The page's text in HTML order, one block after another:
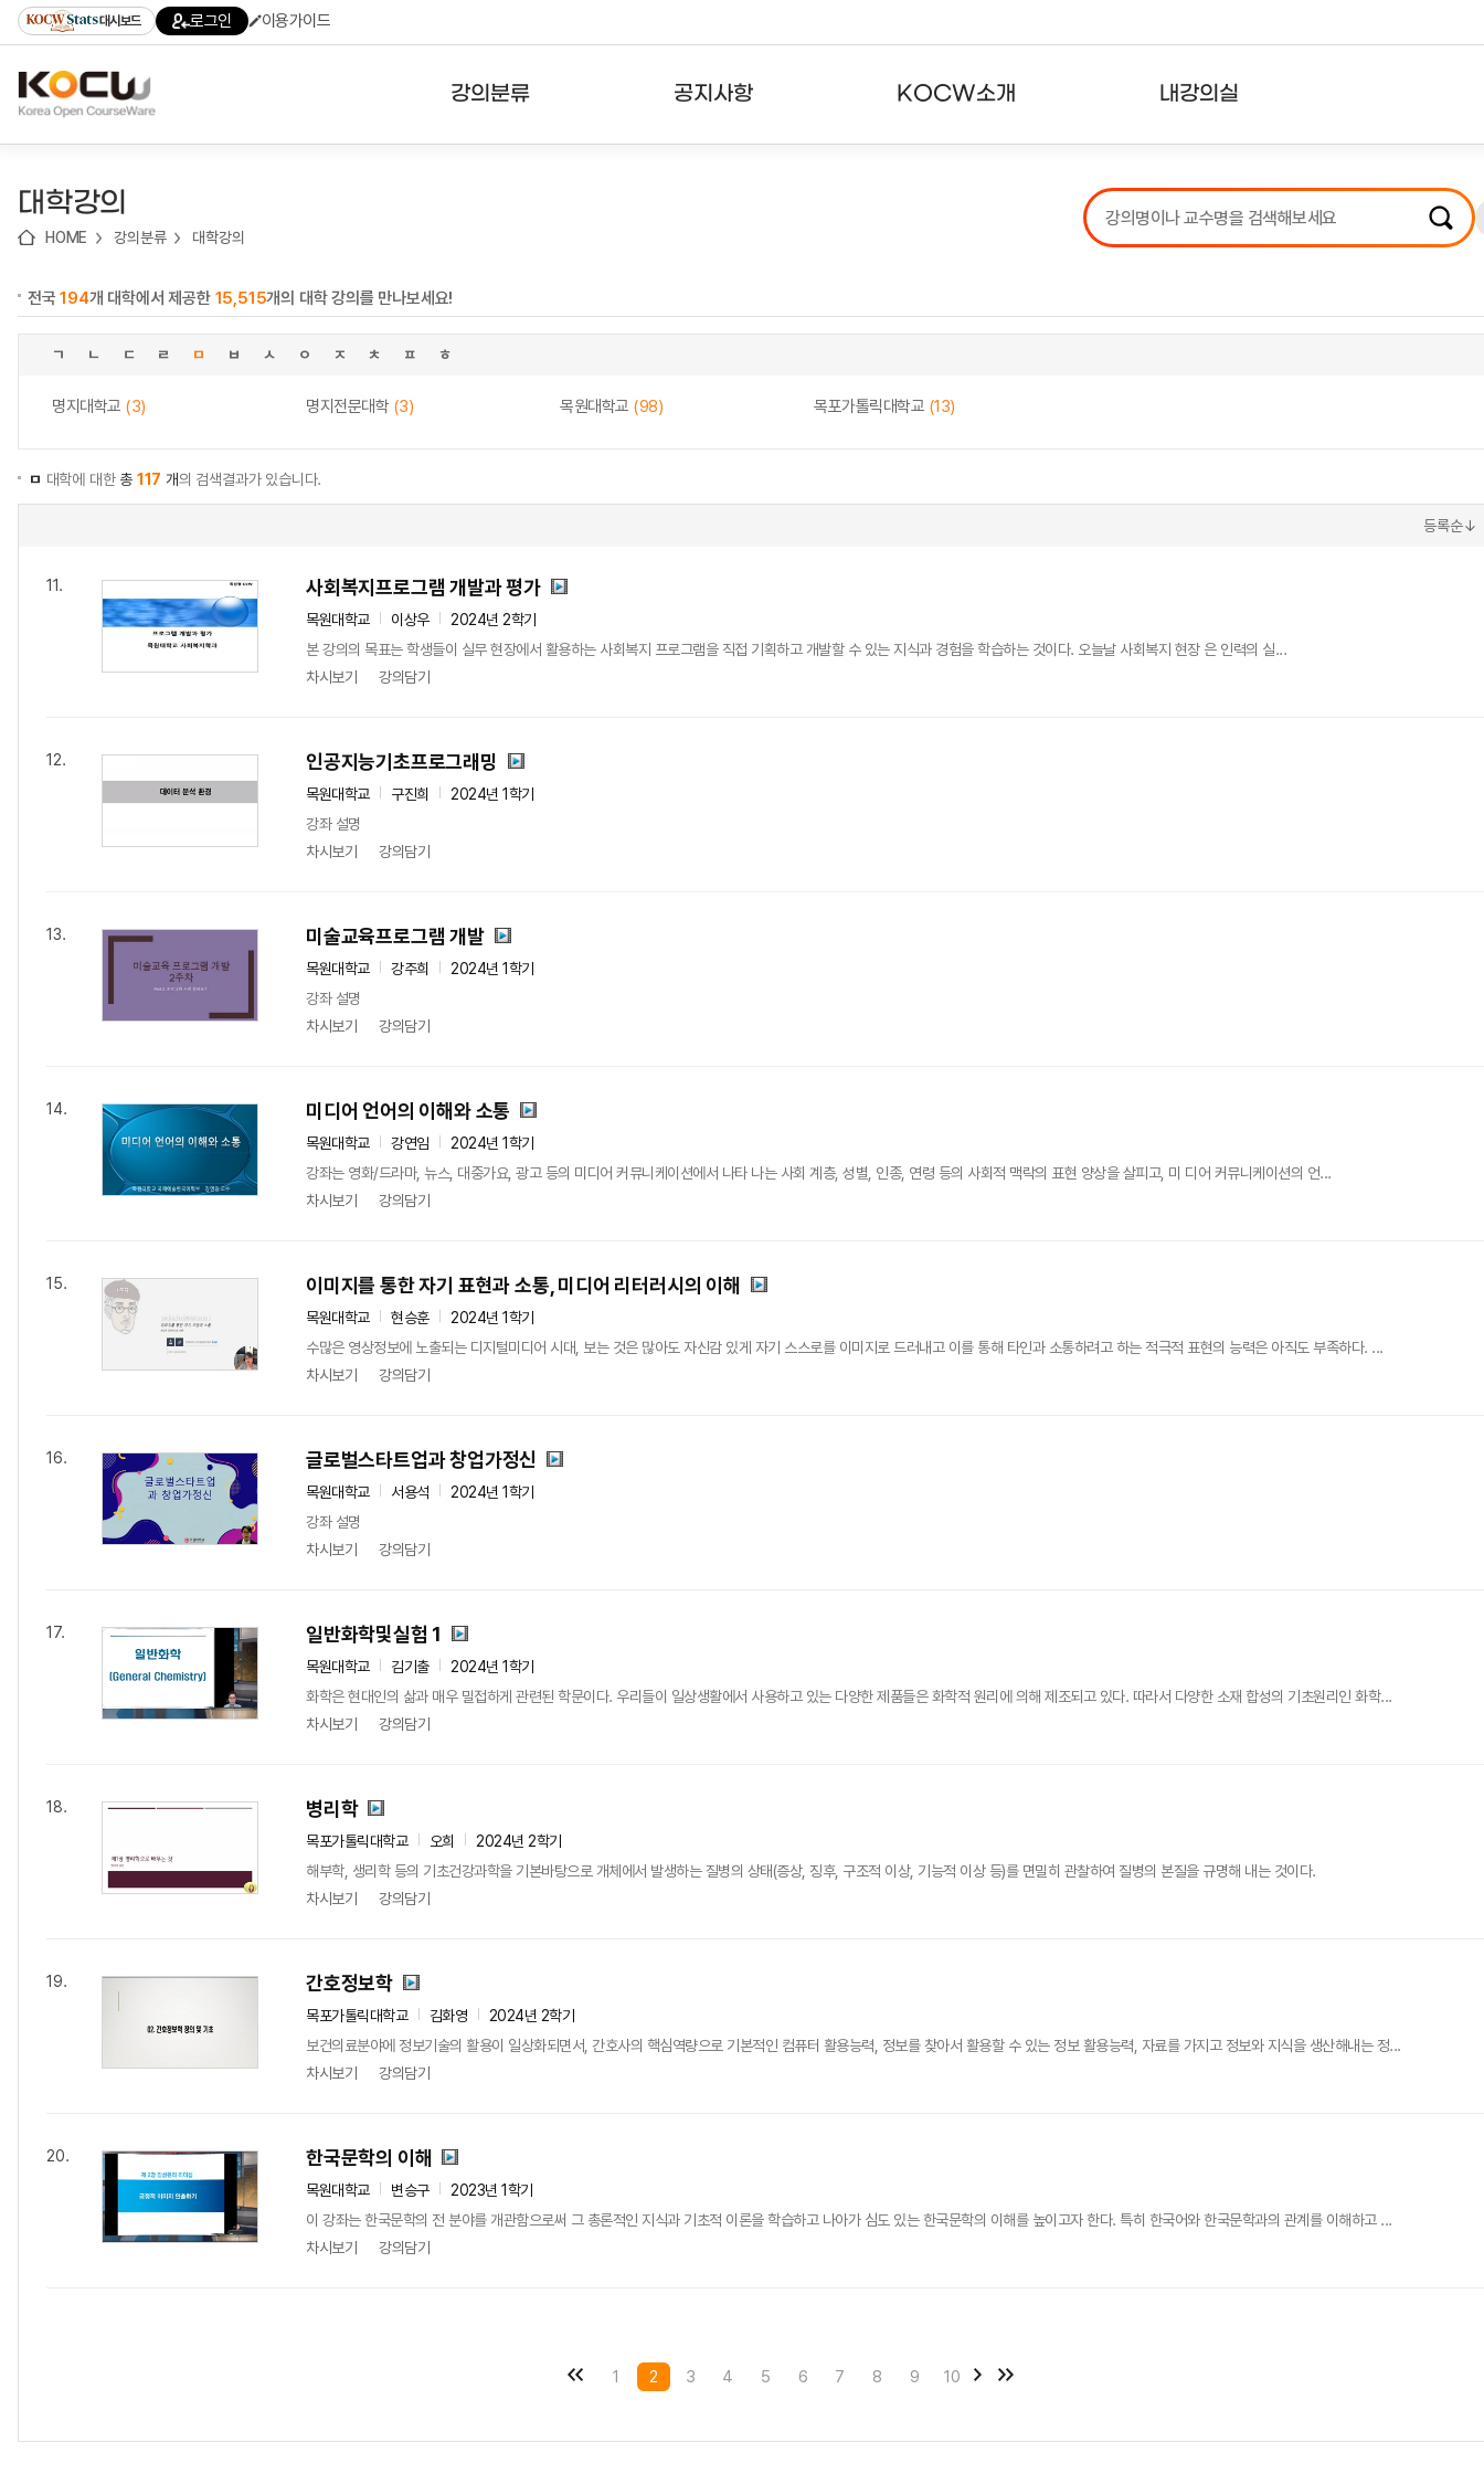
기
기
기
content)
가
대시보드 로그인 이용가이드
강의분류 공지사항 KOCW소개 내강의실
강의리스트
수강확인증강의
대학강의
HOME 강의분류 대학강의
전국194개 대학에서 제공한 15,515개의 대학 강의를 만나보세요!
ㄱ ㄴ ㄷ ㄹ ㅁ ㅂ ㅅ ㅇ ㅈ ㅊ ㅍ ㅎ
명지대학교 (3) 명지전문대학 (3) 목원대학교 (98) 목포가톨릭대학교 (13)
ㅁ 대학에 대한총 117 개의 검색결과가 있습니다.
등록순↓
11. 사회복지프로그램 개발과 평가
목원대학교 이상우
2024년 2학기
본 강의의 목표는 학생들이 실무 현장에서 활용하는 사회복지 프로그램을 직접 기획하고 개발할 수 있는 지식과 경험을 학습하는 것이다. 오늘날 사회복지 현장 은 인력의 실...
차시보기
강의담기
12. 인공지능기초프로그래밍
목원대학교 구진희
2024년 1학기
강좌 설명
차시보기
강의담기
13. 미술교육프로그램 개발
목원대학교 강주희
2024년 1학기
강좌 설명
차시보기
강의담기
14. 미디어 언어의 이해와 소통
목원대학교 강연임
2024년 1학기
강좌는 영화/드라마, 뉴스, 대중가요, 광고 등의 미디어 커뮤니케이션에서 나타 나는 사회 계층, 성별, 인종, 연령 등의 사회적 맥락의 표현 양상을 살피고, 미 디어 커뮤니케이션의 언...
차시보기
강의담기
15. 이미지를 통한 자기 표현과 소통, 미디어 리터러시의 이해
목원대학교 현승훈
2024년 1학기
수많은 영상정보에 노출되는 디지털미디어 시대, 보는 것은 많아도 자신감 있게 자기 스스로를 이미지로 드러내고 이를 통해 타인과 소통하려고 하는 적극적 표현의 능력은 아직도 부족하다. ...
차시보기
강의담기
16. 글로벌스타트업과 창업가정신
목원대학교 서용석
2024년 1학기
강좌 설명
차시보기
강의담기
17. 일반화학및실험 1
목원대학교 김기출
2024년 1학기
화학은 현대인의 삶과 매우 밀접하게 관련된 학문이다. 우리들이 일상생활에서 사용하고 있는 다양한 제품들은 화학적 원리에 의해 제조되고 있다. 따라서 다양한 소재 합성의 기초원리인 화학...
차시보기
강의담기
18. 병리학
목포가톨릭대학교 오희
2024년 2학기
해부학, 생리학 등의 기초건강과학을 기본바탕으로 개체에서 발생하는 질병의 상태(증상, 징후, 구조적 이상, 기능적 이상 등)를 면밀히 관찰하여 질병의 본질을 규명해 내는 것이다.
차시보기
강의담기
19. 간호정보학
목포가톨릭대학교 김화영
2024년 2학기
보건의료분야에 정보기술의 활용이 일상화되면서, 간호사의 핵심역량으로 기본적인 컴퓨터 활용능력, 정보를 찾아서 활용할 수 있는 정보 활용능력, 자료를 가지고 정보와 지식을 생산해내는 정...
차시보기
강의담기
20. 한국문학의 이해
목원대학교 변승구
2023년 1학기
이 강좌는 한국문학의 전 분야를 개관함으로써 그 총론적인 지식과 기초적 이론을 학습하고 나아가 심도 있는 한국문학의 이해를 높이고자 한다. 특히 한국어와 한국문학과의 관계를 이해하고 ...
차시보기
강의담기
1 2 3 4 5 6 7 8 9 10